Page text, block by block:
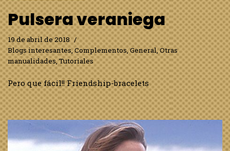
Pulsera veraniega
19 de abril de 2018
Blogs interesantes,Complementos,General,Otras
manualidades,Tutoriales
Pero que fácil!! Friendship-bracelets